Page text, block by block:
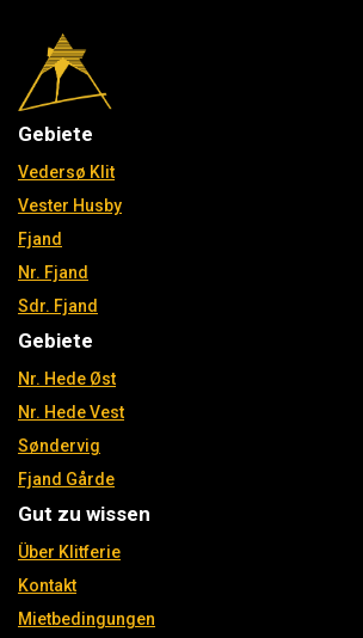
Gebiete
Vedersø Klit
Vester Husby
Fjand
Nr. Fjand
Sdr. Fjand
Gebiete
Nr. Hede Øst
Nr. Hede Vest
Søndervig
Fjand Gårde
Gut zu wissen
Über Klitferie
Kontakt
Mietbedingungen